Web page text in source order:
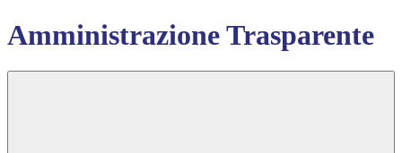
Amministrazione Trasparente